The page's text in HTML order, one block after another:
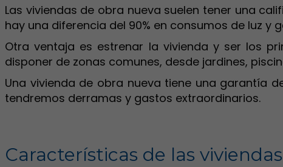
Las viviendas de obra nueva suelen tener una
hay una diferencia del 90% en consumos de luz y
Otra ventaja es estrenar la vivienda y ser los
disponer de zonas comunes, desde jardines,
Una vivienda de obra nueva tiene una garantía
tendremos derramas y gastos extraordinarios.
Características de las